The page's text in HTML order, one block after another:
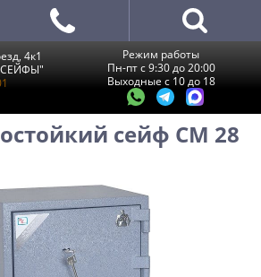
4к1
Режим работы
Пн-пт с 9:30 до 20:00
Выходные с 10 до 18
сейф СМ 28